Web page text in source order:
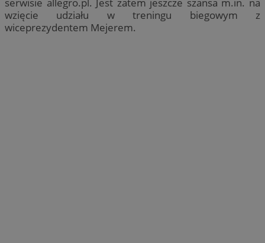
wzięcie udziału w treningu biegowym z
wiceprezydentem Mejerem.